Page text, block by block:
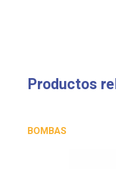
Productos
BOMBAS